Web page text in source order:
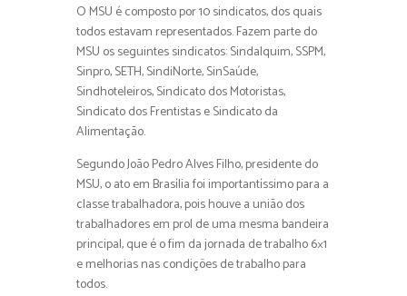
O MSU é composto por 10 sindicatos, dos quais
todos estavam representados. Fazem parte do
MSU os seguintes sindicatos: Sindalquim, SSPM,
Sinpro, SETH, SindiNorte, SinSaúde,
Sindhoteleiros, Sindicato dos Motoristas,
Sindicato dos Frentistas e Sindicato da
Alimentação.
Segundo João Pedro Alves Filho, presidente do
MSU, o ato em Brasília foi importantíssimo para a
classe trabalhadora, pois houve a união dos
trabalhadores em prol de uma mesma bandeira
principal, que é o fim da jornada de trabalho 6×1
e melhorias nas condições de trabalho para
todos.